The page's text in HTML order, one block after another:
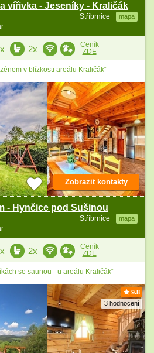
vířivka - Jeseníky - Kraličák
Stříbrnice mapa
2x
Ceník
ZDE
v blízkosti areálu Kraličák“
- Hynčice pod Sušinou
Stříbrnice mapa
Zobrazit kontakty
2x
Ceník
ZDE
se saunou - u areálu Kraličák“
9.8
3 hodnocení